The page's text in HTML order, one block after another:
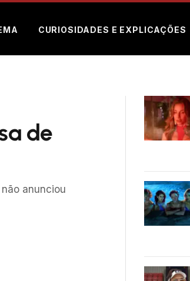
CURIOSIDADES E EXPLICAÇÕES
de
anunciou